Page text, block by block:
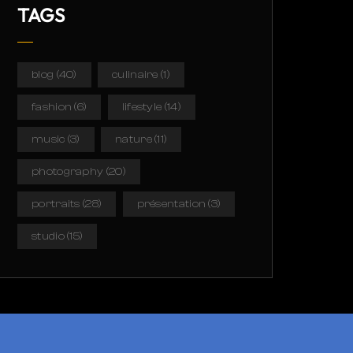
TAGS
blog (40) culinaire (1)
fashion (6) lifestyle (14)
music (3) nature(11)
photography (20)
portraits (28) présentation (3)
studio(15)